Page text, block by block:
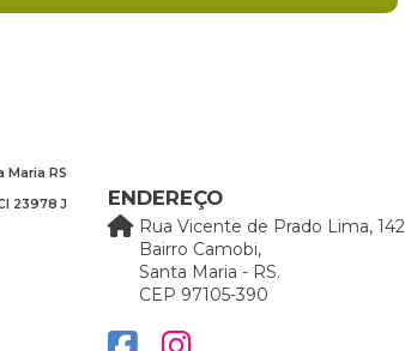
23978 J ENDEREÇO
Rua Vicente de Prado Lima, 142
Bairro Camobi,
Santa Maria - RS.
CEP 97105-390